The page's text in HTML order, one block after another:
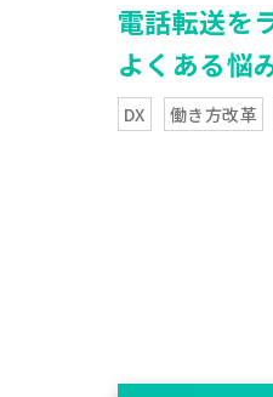
電話転送を
よくある悩
めツールを
DX 働き方改革